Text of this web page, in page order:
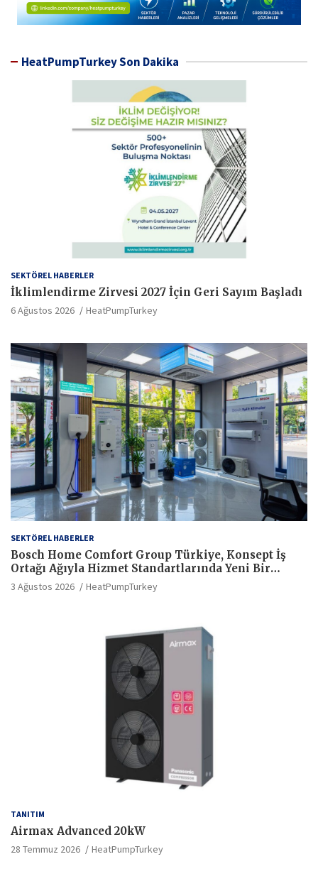
HeatPumpTurkey Son Dakika
SEKTÖREL HABERLER
İklimlendirme Zirvesi 2027 İçin Geri Sayım Başladı
6 Ağustos 2026 HeatPumpTurkey
SEKTÖREL HABERLER
Bosch Home Comfort Group Türkiye, Konsept İş
Ortağı Ağıyla Hizmet Standartlarında Yeni Bir
Dönem Başlatıyor
3 Ağustos 2026 HeatPumpTurkey
TANITIM
Airmax Advanced 20kW
28 Temmuz 2026 HeatPumpTurkey